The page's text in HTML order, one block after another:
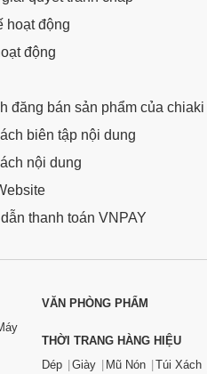
hoạt động
động
đăng bán sản phẩm của chiaki
biên tập nội dung
nội dung
thanh toán VNPAY
VĂN PHÒNG PHẨM
THỜI TRANG HÀNG HIỆU
Dép
Giày Mũ Nón Túi Xách